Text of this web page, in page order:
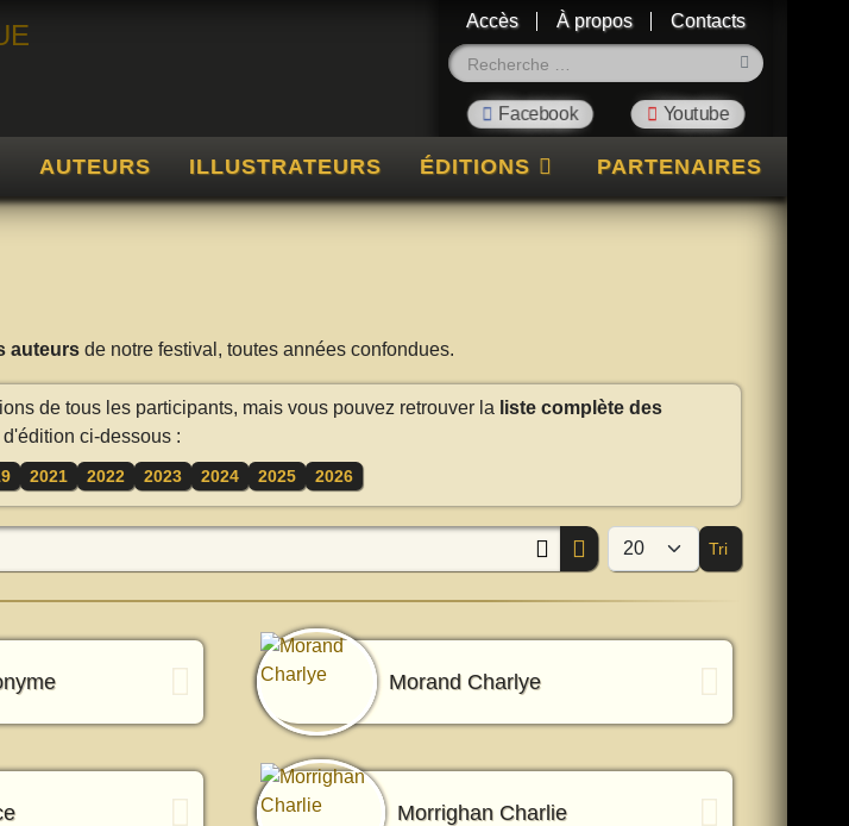
Accès À propos
Contacts
AUTEURS ILLUSTRATEURS ÉDITIONS PARTENAIRES
auteursde notre festival, toutes années confondues.
de tous les participants, mais vous pouvez retrouver la liste complète des
ci-dessous :
2021 2022 2023 2024 2025 2026
Afficher #
Tri
Morand Charlye
Morrighan Charlie